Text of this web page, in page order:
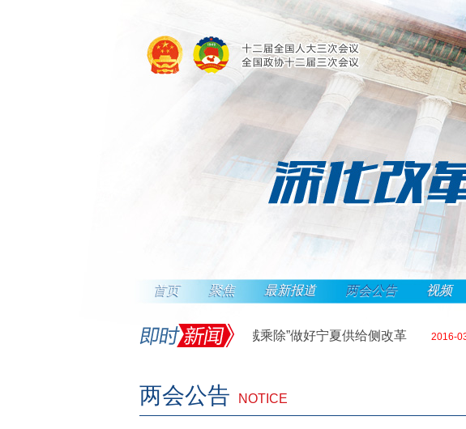
首页 聚焦 最新报道 两会公告 视频
2016-03-09 刘慧：“加减乘除”做好宁夏供给侧改革 2016-03-07
两会公告 NOTICE